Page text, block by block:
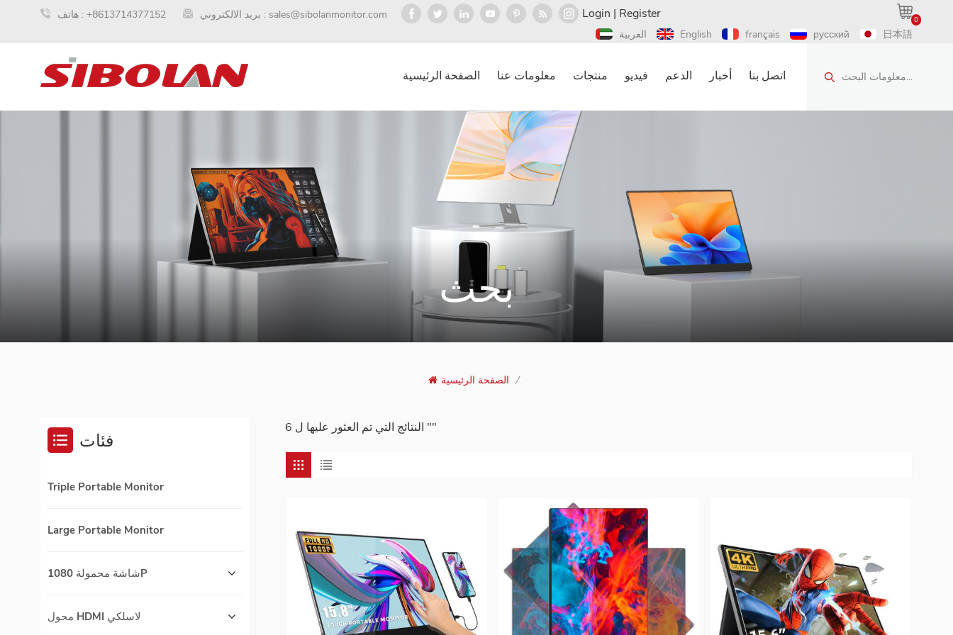
هاتف : +8613714377152 بريد الالكتروني : sales@sibolanmonitor.com 0
Login | Register
العربية English français русский 日本語
معلومات البحث... الصفحة الرئيسية معلومات عنا منتجات فيديو الدعم أخبار اتصل بنا
بحث
الصفحة الرئيسية /
6 النتائج التي تم العثور عليها ل "" فئات
Triple Portable Monitor
Large Portable Monitor
شاشة محمولة 1080P
محول HDMI لاسلكي